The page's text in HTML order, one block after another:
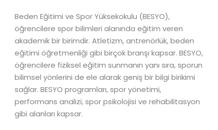
Beden Eğitimi ve Spor Yüksekokulu (BESYO),
öğrencilere spor bilimleri alanında eğitim veren
akademik bir birimdir. Atletizm, antrenörlük, beden
eğitimi öğretmenliği gibi birçok branşı kapsar. BESYO,
öğrencilere fiziksel eğitim sunmanın yanı sıra, sporun
bilimsel yönlerini de ele alarak geniş bir bilgi birikimi
sağlar. BESYO programları, spor yönetimi,
performans analizi, spor psikolojisi ve rehabilitasyon
gibi alanları kapsar.